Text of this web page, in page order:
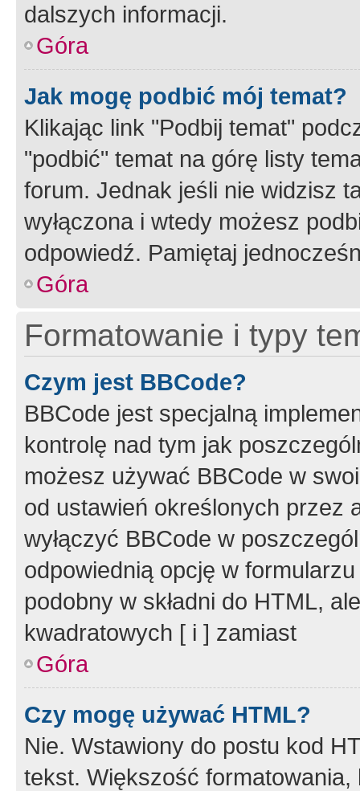
dalszych informacji.
Góra
Jak mogę podbić mój temat?
Klikając link "Podbij temat"
"podbić" temat na górę listy
forum. Jednak jeśli nie widzisz
wyłączona i wtedy możesz
odpowiedź. Pamiętaj
Góra
Formatowanie i typy
Czym jest BBCode?
BBCode jest specjalną
kontrolę nad tym jak
możesz używać BBCode w
od ustawień określonych przez
wyłączyć BBCode w
odpowiednią opcję w
podobny w składni do HTML,
kwadratowych [ i ] zamiast
Góra
Czy mogę używać HTML?
Nie. Wstawiony do postu kod
tekst. Większość